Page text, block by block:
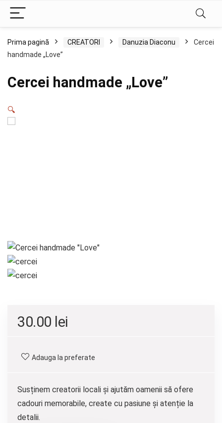
Prima pagină CREATORI Danuzia Diaconu
Cercei
handmade „Love”
Cercei handmade „Love”
🔍
30.00 lei
Adauga la preferate
Susținem creatorii locali și ajutăm oamenii să ofere
cadouri memorabile, create cu pasiune și atenție la
detalii.